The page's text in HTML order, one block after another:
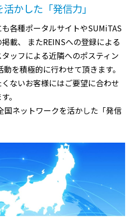
かした「発信力」
各種ポータルサイトやSUMiTAS
載、 またREINSへの登録による
ッフによる近隣へのポスティン
を積極的に行わせて頂きます。
ないお客様にはご要望に合わせ
。
国ネットワークを活かした「発信